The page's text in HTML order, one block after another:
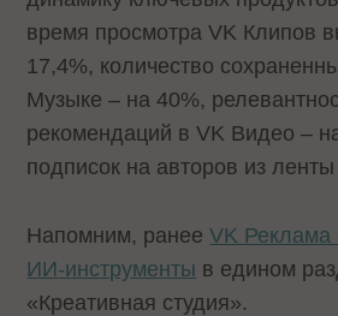
время просмотра VK Клипов
17,4%, количество
Музыке – на 40%,
рекомендаций в VK Видео –
подписок на авторов из
Напомним, ранееVK Реклама
ИИ‑инструменты в едином
«Креативная студия».